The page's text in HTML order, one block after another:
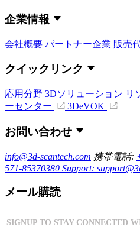
企業情報
会社概要 パートナー企業 販売
クイックリンク
応用分野 3Dソリューション リ
ーセンター
3DeVOK
お問い合わせ
info@3d-scantech.com 携帯電話:
571-85370380 Support:
メール購読